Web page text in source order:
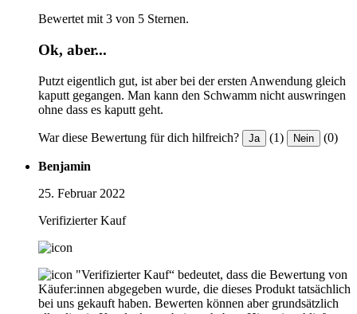
Bewertet mit 3 von 5 Sternen.
Ok, aber...
Putzt eigentlich gut, ist aber bei der ersten Anwendung gleich
kaputt gegangen. Man kann den Schwamm nicht auswringen
ohne dass es kaputt geht.
War diese Bewertung für dich hilfreich? Ja (1) Nein (0)
Benjamin
25. Februar 2022
Verifizierter Kauf
"Verifizierter Kauf“ bedeutet, dass die Bewertung von
Käufer:innen abgegeben wurde, die dieses Produkt tatsächlich
bei uns gekauft haben. Bewerten können aber grundsätzlich